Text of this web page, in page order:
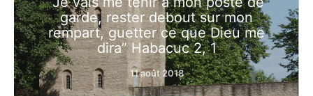
garde, rester debout sur mon
rempart, guetter ce que Dieu me
dira” Habacuc 2, 1
11 août 2018